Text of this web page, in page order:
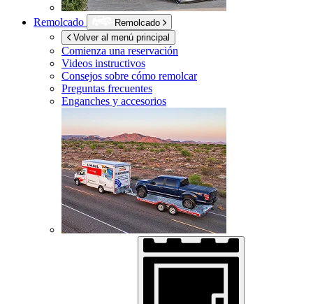
Remolcado
Remolcado
Volver al menú principal
Comienza una reservación
Videos instructivos
Consejos sobre cómo remolcar
Preguntas frecuentes
Enganches y accesorios